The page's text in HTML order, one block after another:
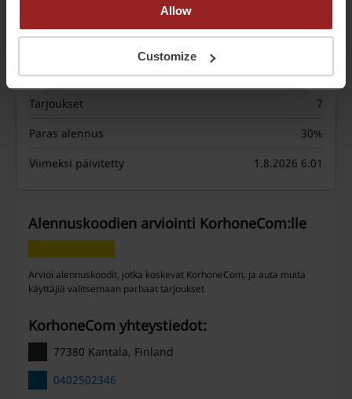
Allow
Customize
Voimassa asti: Käynnissä
Tarjousten tiedot
Tarjoukset
7
Paras alennus
30%
Viimeksi päivitetty
1.8.2026 6.01
Alennuskoodien arviointi KorhoneCom:lle
Arvioi alennuskoodit, jotka koskevat KorhoneCom, ja auta muita
käyttäjiä valitsemaan parhaat tarjoukset
KorhoneCom yhteystiedot:
77380 Kantala, Finland
0402502346